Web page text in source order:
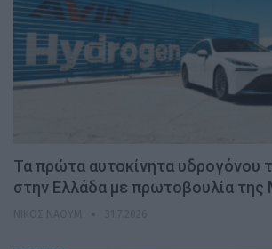
Τα πρώτα αυτοκίνητα υδρογόνου
στην Ελλάδα με πρωτοβουλία της